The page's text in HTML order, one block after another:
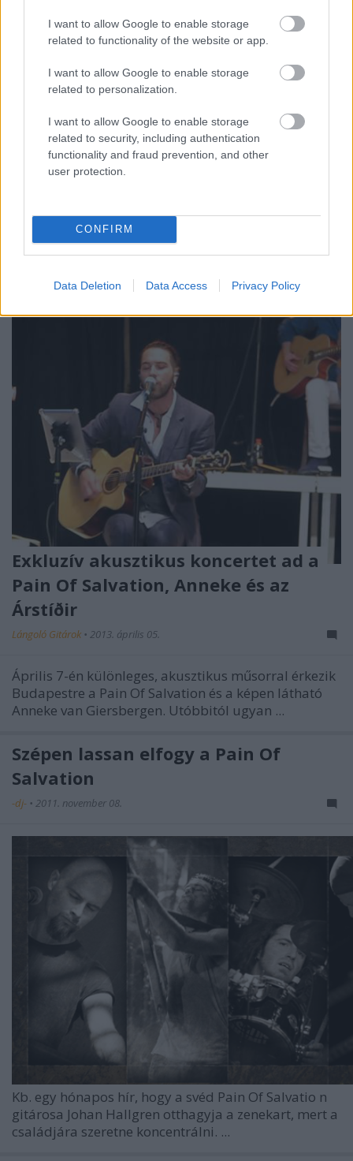
I want to allow Google to enable storage
related to functionality of the website or app.
I want to allow Google to enable storage
related to personalization.
I want to allow Google to enable storage
related to security, including authentication
functionality and fraud prevention, and other
user protection.
CONFIRM
Data Deletion Data Access Privacy Policy
A világ legkiszámíthatatlanabb és legmegosztóbb
egy új nagylemez. Tavalyelőtt, még ...
Exkluzív akusztikus koncertet ad a
Pain Of Salvation, Anneke és az
Árstíðir
Lángoló Gitárok • 2013. április 05.
Április 7-én különleges, akusztikus műsorral érkezik
Budapestre a Pain Of Salvation és a képen látható
Anneke van Giersbergen. Utóbbitól ugyan ...
Szépen lassan elfogy a Pain Of
Salvation
-dj- • 2011. november 08.
Kb. egy hónapos hír, hogy a svéd Pain Of Salvatio n
gitárosa Johan Hallgren otthagyja a zenekart, mert a
családjára szeretne koncentrálni. ...